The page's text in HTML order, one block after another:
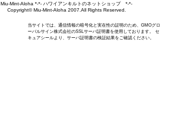
Miu-Mint-Aloha *-*- ハワイアンキルトのネットショップ *-*-
Copyright© Miu-Mint-Aloha 2007.All Rights Reserved.
当サイトでは、通信情報の暗号化と実在性の証明のため、GMOグロ
ーバルサイン株式会社のSSLサーバ証明書を使用しております。 セ
キュアシールより、サーバ証明書の検証結果をご確認ください。